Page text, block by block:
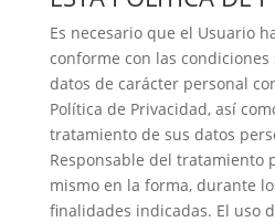
Es necesario que el Usuario
conforme con las
datos de carácter personal
Política de Privacidad, así
tratamiento de sus datos
Responsable del tratamiento
mismo en la forma, durante
finalidades indicadas. El uso